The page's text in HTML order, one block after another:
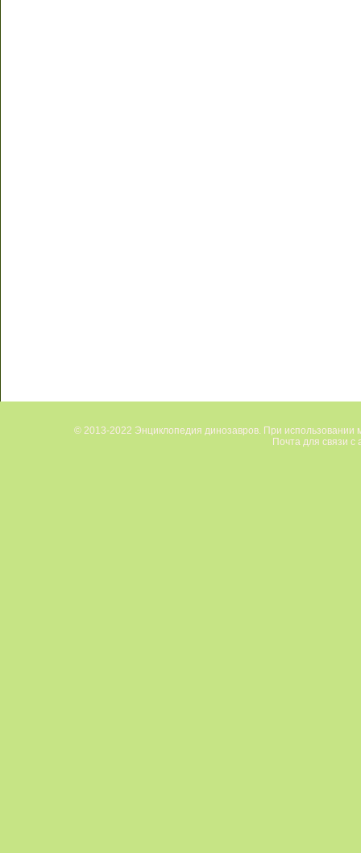
© 2013-2022 Энциклопедия динозавров. При использовании
Почта для связи